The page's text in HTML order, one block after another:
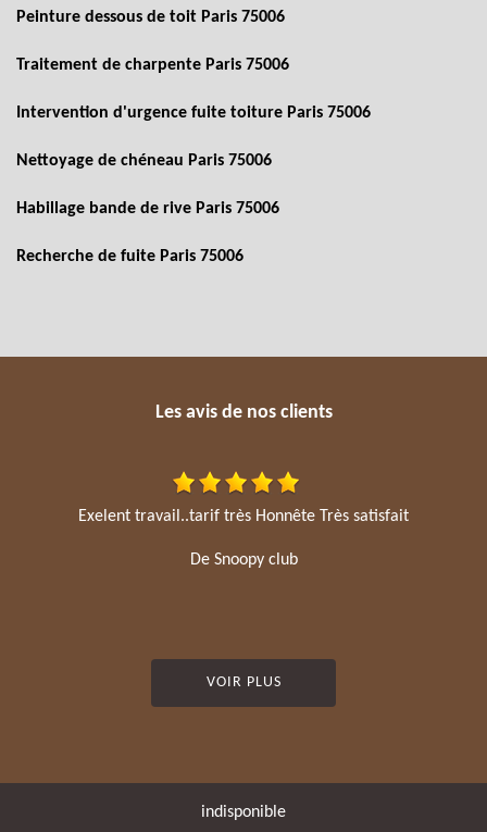
Peinture dessous de toit Paris 75006
Traitement de charpente Paris 75006
Intervention d'urgence fuite toiture Paris 75006
Nettoyage de chéneau Paris 75006
Habillage bande de rive Paris 75006
Recherche de fuite Paris 75006
Les avis de nos clients
Exelent travail..tarif très Honnête Très satisfait
De Snoopy club
VOIR PLUS
indisponible